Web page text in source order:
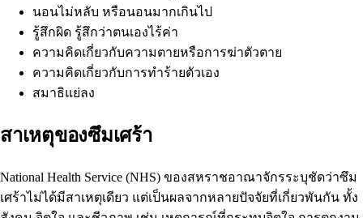
นอนไม่หลับ หรือนอนมากเกินไป
รู้สึกผิด รู้สึกว่าตนเองไร้ค่า
ความคิดเกี่ยวกับความตายหรือการฆ่าตัวตาย
ความคิดเกี่ยวกับการทำร้ายตัวเอง
สมาธิแย่ลง
สาเหตุของซึมเศร้า
National Health Service (NHS) ของสหราชอาณาจักรระบุชัดว่าซึม
เศร้าไม่ได้มีสาเหตุเดียว แต่เป็นผลจากหลายปัจจัยที่เกี่ยวพันกัน ทั้ง